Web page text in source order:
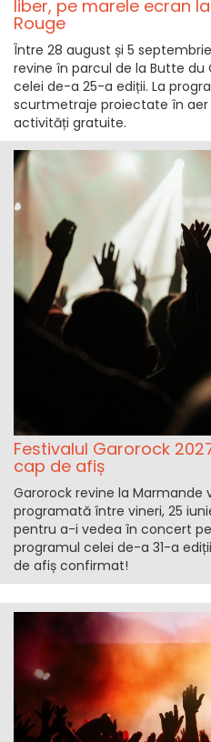
liber, pe marele ecran
Rouge
Între 28 august și 5
revine în parcul de la Butte du
celei de-a 25-a ediții. La
scurtmetraje proiectate în aer
activități gratuite.
Festivalul Garorock
cap de afiș
Garorock revine la Marmande
programată între vineri, 25
pentru a-i vedea în concert
programul celei de-a 31-a
de afiș confirmat!